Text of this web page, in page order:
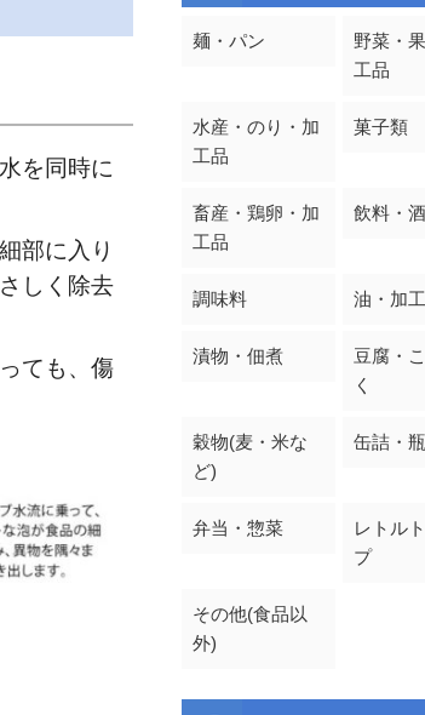
を同時に
部に入り
しく除去
ても、傷
麺・パン
野菜・
工品
水産・のり・加
工品
菓子類
畜産・鶏卵・加
工品
飲料・
調味料 油・加
漬物・佃煮
豆腐・
く
穀物(麦・米な
ど)
缶詰・
弁当・惣菜
レトル
プ
その他(食品以
外)